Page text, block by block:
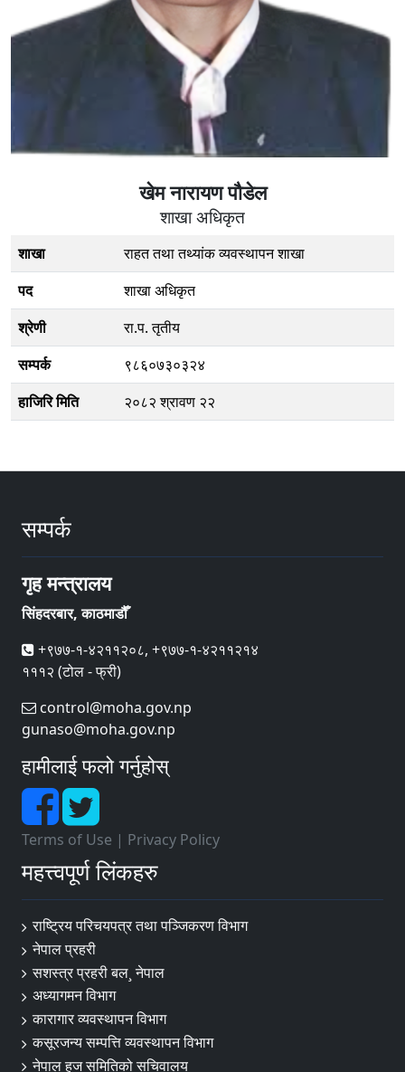
खेम नारायण पौडेल
शाखा अधिकृत
शाखा
राहत तथा तथ्यांक व्यवस्थापन शाखा
पद
शाखा अधिकृत
श्रेणी
रा.प. तृतीय
सम्पर्क
९८६०७३०३२४
हाजिरि मिति
२०८२ श्रावण २२
सम्पर्क
गृह मन्त्रालय
सिंहदरबार, काठमाडौँ
+९७७-१-४२११२०८, +९७७-१-४२११२१४
१११२ (टोल - फ्री)
control@moha.gov.np
gunaso@moha.gov.np
हामीलाई फलो गर्नुहोस्
Terms of Use | Privacy Policy
महत्त्वपूर्ण लिंकहरु
राष्ट्रिय परिचयपत्र तथा पञ्‍जिकरण विभाग
नेपाल प्रहरी
सशस्त्र प्रहरी बल¸ नेपाल
अध्यागमन विभाग
कारागार व्यवस्थापन विभाग
कसूरजन्य सम्पत्ति व्यवस्थापन विभाग
नेपाल हज समितिको सचिवालय